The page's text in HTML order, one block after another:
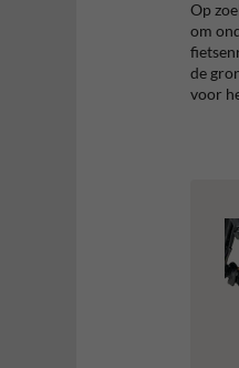
Op
om
de
voor